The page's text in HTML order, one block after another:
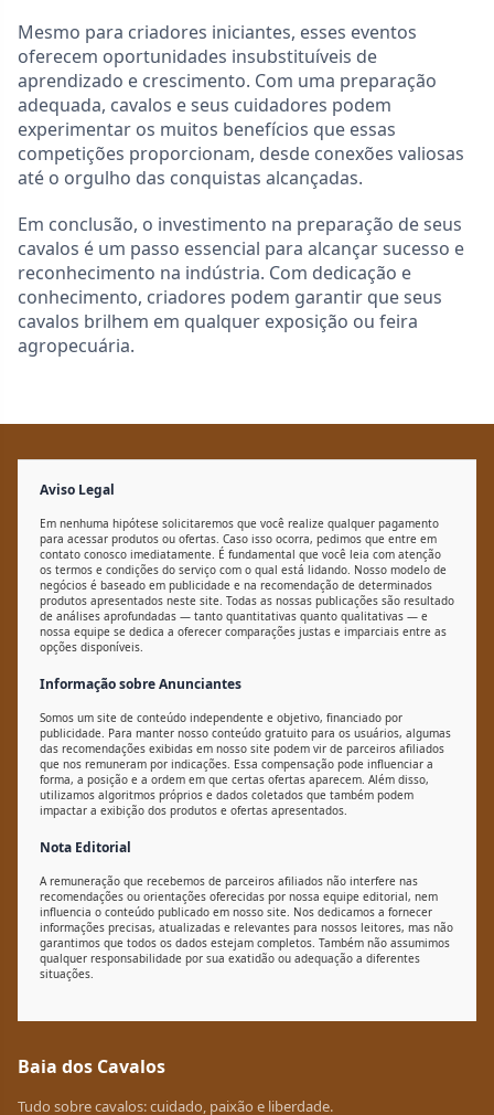
Mesmo para criadores iniciantes, esses eventos
oferecem oportunidades insubstituíveis de
aprendizado e crescimento. Com uma preparação
adequada, cavalos e seus cuidadores podem
experimentar os muitos benefícios que essas
competições proporcionam, desde conexões valiosas
até o orgulho das conquistas alcançadas.
Em conclusão, o investimento na preparação de seus
cavalos é um passo essencial para alcançar sucesso e
reconhecimento na indústria. Com dedicação e
conhecimento, criadores podem garantir que seus
cavalos brilhem em qualquer exposição ou feira
agropecuária.
Aviso Legal
Em nenhuma hipótese solicitaremos que você realize qualquer pagamento
para acessar produtos ou ofertas. Caso isso ocorra, pedimos que entre em
contato conosco imediatamente. É fundamental que você leia com atenção
os termos e condições do serviço com o qual está lidando. Nosso modelo de
negócios é baseado em publicidade e na recomendação de determinados
produtos apresentados neste site. Todas as nossas publicações são resultado
de análises aprofundadas — tanto quantitativas quanto qualitativas — e
nossa equipe se dedica a oferecer comparações justas e imparciais entre as
opções disponíveis.
Informação sobre Anunciantes
Somos um site de conteúdo independente e objetivo, financiado por
publicidade. Para manter nosso conteúdo gratuito para os usuários, algumas
das recomendações exibidas em nosso site podem vir de parceiros afiliados
que nos remuneram por indicações. Essa compensação pode influenciar a
forma, a posição e a ordem em que certas ofertas aparecem. Além disso,
utilizamos algoritmos próprios e dados coletados que também podem
impactar a exibição dos produtos e ofertas apresentados.
Nota Editorial
A remuneração que recebemos de parceiros afiliados não interfere nas
recomendações ou orientações oferecidas por nossa equipe editorial, nem
influencia o conteúdo publicado em nosso site. Nos dedicamos a fornecer
informações precisas, atualizadas e relevantes para nossos leitores, mas não
garantimos que todos os dados estejam completos. Também não assumimos
qualquer responsabilidade por sua exatidão ou adequação a diferentes
situações.
Baia dos Cavalos
Tudo sobre cavalos: cuidado, paixão e liberdade.